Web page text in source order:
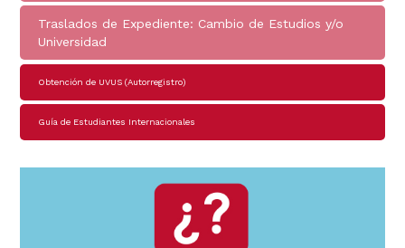
Traslados de Expediente: Cambio de Estudios y/o
Universidad
Obtención de UVUS (Autorregistro)
Guía de Estudiantes Internacionales